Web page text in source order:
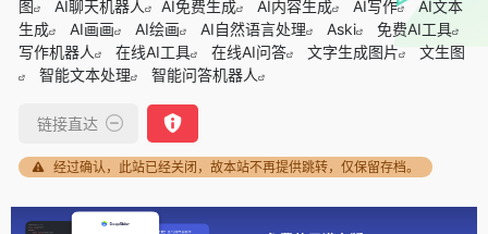
图
AI聊天机器人 AI免费生成 AI内容生成 AI写作
AI文本
生成
AI画画 AI绘画 AI自然语言处理 Aski
免费AI工具
写作机器人
在线AI工具 在线AI问答 文字生成图片
文生图
智能文本处理
智能问答机器人
链接直达
经过确认，此站已经关闭，故本站不再提供跳转，仅保留存档。